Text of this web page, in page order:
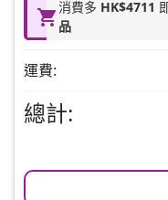
HKD$145
消費多 HK$4711
品
運費:
總計: